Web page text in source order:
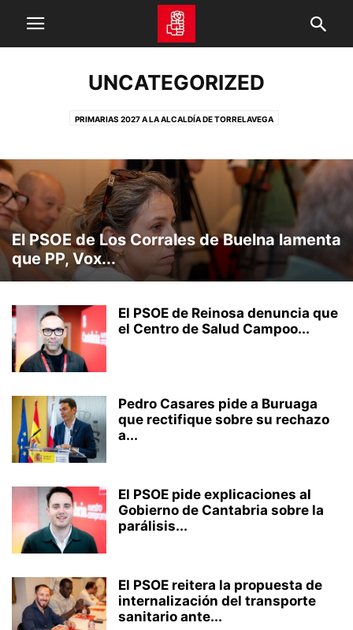
UNCATEGORIZED
PRIMARIAS 2027 A LA ALCALDÍA DE TORRELAVEGA
PRIMARIAS 2023 A LA ALCALDÍA DE TORRELAVEGA CORTES GENERALES
FUNDACIÓN MATILDE DE LA TORRE PREMIOS MATILDE DE LA TORRE
NOTAS DE PRENSA PABLO ZULOAGA 15 CONGRESO
NOTAS DE PRENSA PEDRO CASARES 15 CONGRESO
PRIMARIAS 2023 A LA PRESIDENCIA DE CANTABRIA AGRUPACIONES
ACTUALIDAD PARTICIPA AUDIOS
ENTREVISTAS Y OPINIÓN DESTACADOS VIDEO TRANSPARENCIA
El PSOE de Los Corrales de Buelna lamenta
que PP, Vox...
El PSOE de Reinosa denuncia que
el Centro de Salud Campoo...
Pedro Casares pide a Buruaga
que rectifique sobre su rechazo
a...
El PSOE pide explicaciones al
Gobierno de Cantabria sobre la
parálisis...
El PSOE reitera la propuesta de
internalización del transporte
sanitario ante...